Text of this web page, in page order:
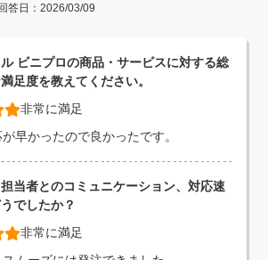
答日：2026/03/09
ビニプロの商品・サービスに対する総
足度を教えてください。
非常に満足
早かったので良かったです。
当者とのコミュニケーション、対応速
でしたか？
非常に満足